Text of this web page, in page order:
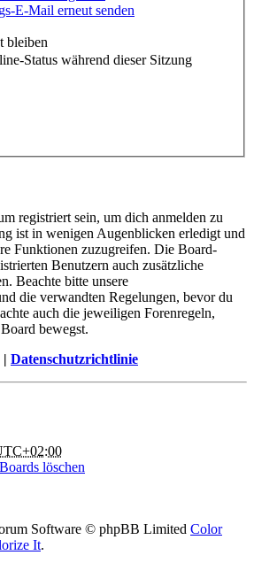
E-Mail erneut senden
bleiben
Status während dieser Sitzung
registriert sein, um dich anmelden zu
ist in wenigen Augenblicken erledigt und
Funktionen zuzugreifen. Die Board-
Benutzern auch zusätzliche
Beachte bitte unsere
die verwandten Regelungen, bevor du
auch die jeweiligen Forenregeln,
bewegst.
| Datenschutzrichtlinie
löschen
Software © phpBB Limited Color
It.